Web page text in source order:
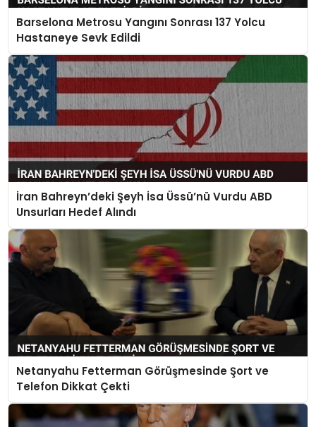
Barselona Metrosu Yangını Sonrası 137 Yolcu
Hastaneye Sevk Edildi
İran Bahreyn’deki Şeyh İsa Üssü’nü Vurdu ABD
Unsurları Hedef Alındı
Netanyahu Fetterman Görüşmesinde Şort ve
Telefon Dikkat Çekti